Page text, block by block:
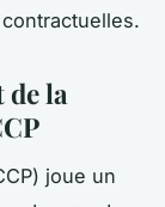
de la
joue un